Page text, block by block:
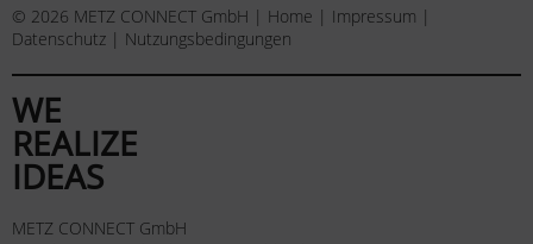
© 2026 METZ CONNECT GmbH | Home | Impressum |
Datenschutz | Nutzungsbedingungen
WE
REALIZE
IDEAS
METZ CONNECT GmbH